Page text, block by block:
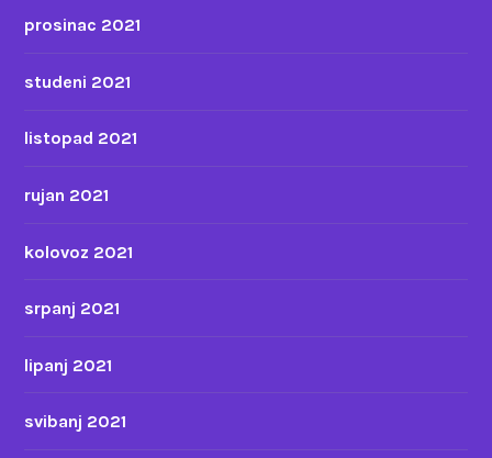
prosinac 2021
studeni 2021
listopad 2021
rujan 2021
kolovoz 2021
srpanj 2021
lipanj 2021
svibanj 2021